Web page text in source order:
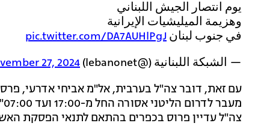
يوم انتصار الجيش اللبناني
وهزيمة الميليشيات الإيرانية
في جنوب لبنان pic.twitter.com/DA7AUHlPgJ
— الشبكة اللبنانية (@lebanonet)
27, 2024
עם זאת, דובר צה"ל בערבית, אל"מ אביחי אדרעי,
צה"ל עדיין פרוס בכפרים בהתאם לתנאי הפסקת